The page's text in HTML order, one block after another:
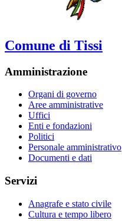
Comune di Tissi
Amministrazione
Organi di governo
Aree amministrative
Uffici
Enti e fondazioni
Politici
Personale amministrativo
Documenti e dati
Servizi
Anagrafe e stato civile
Cultura e tempo libero